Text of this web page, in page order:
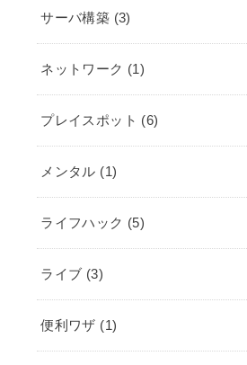
サーバ構築 (3)
ネットワーク (1)
プレイスポット (6)
メンタル (1)
ライフハック (5)
ライブ (3)
便利ワザ (1)